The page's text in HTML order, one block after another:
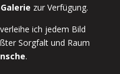
zur Verfügung.
ich jedem Bild
Sorgfalt und Raum
.